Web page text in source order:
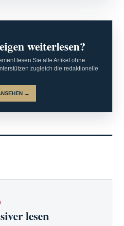
weiterlesen?
lesen Sie alle Artikel ohne
zugleich die redaktionelle
→
lesen